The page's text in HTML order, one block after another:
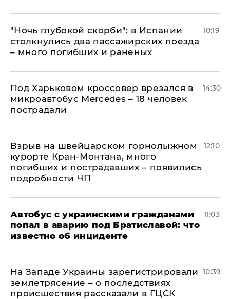
"Ночь глубокой скорби": в Испании
столкнулись два пассажирских поезда
– много погибших и раненых
10:19
Под Харьковом кроссовер врезался в
микроавтобус Mercedes – 18 человек
пострадали
14:30
Взрыв на швейцарском горнолыжном
курорте Кран-Монтана, много
погибших и пострадавших – появились
подробности ЧП
12:10
Автобус с украинскими гражданами
попал в аварию под Братиславой: что
известно об инциденте
11:03
На Западе Украины зарегистрировали
землетрясение – о последствиях
происшествия рассказали в ГЦСК
10:39